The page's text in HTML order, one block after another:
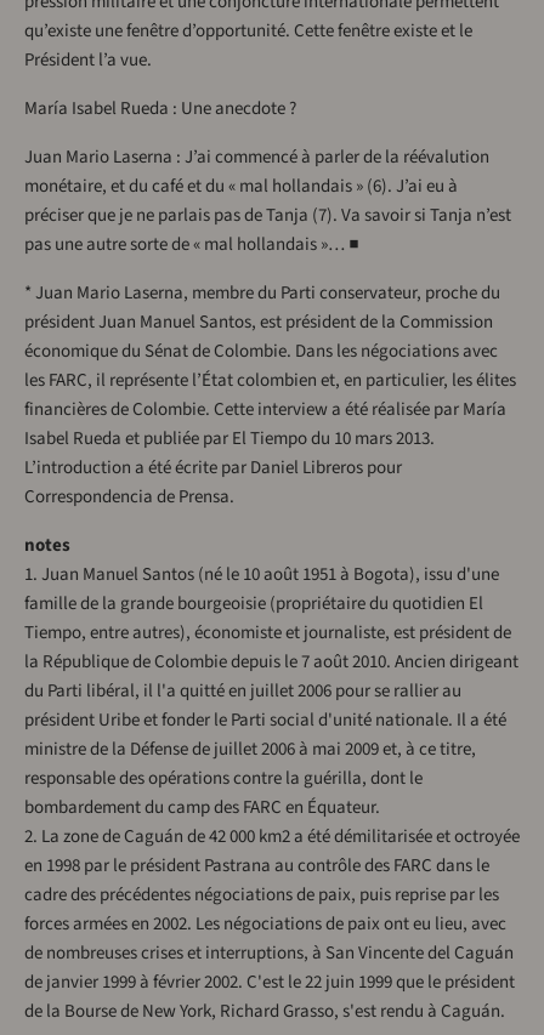
qu’existe une fenêtre d’opportunité. Cette fenêtre existe et le
Président l’a vue.
María Isabel Rueda : Une anecdote ?
Juan Mario Laserna : J’ai commencé à parler de la réévalution
monétaire, et du café et du « mal hollandais » (6). J’ai eu à
préciser que je ne parlais pas de Tanja (7). Va savoir si Tanja n’est
pas une autre sorte de « mal hollandais »… ■
* Juan Mario Laserna, membre du Parti conservateur, proche du
président Juan Manuel Santos, est président de la Commission
économique du Sénat de Colombie. Dans les négociations avec
les FARC, il représente l’État colombien et, en particulier, les élites
financières de Colombie. Cette interview a été réalisée par María
Isabel Rueda et publiée par El Tiempo du 10 mars 2013.
L’introduction a été écrite par Daniel Libreros pour
Correspondencia de Prensa.
notes
1. Juan Manuel Santos (né le 10 août 1951 à Bogota), issu d'une
famille de la grande bourgeoisie (propriétaire du quotidien El
Tiempo, entre autres), économiste et journaliste, est président de
la République de Colombie depuis le 7 août 2010. Ancien dirigeant
du Parti libéral, il l'a quitté en juillet 2006 pour se rallier au
président Uribe et fonder le Parti social d'unité nationale. Il a été
ministre de la Défense de juillet 2006 à mai 2009 et, à ce titre,
responsable des opérations contre la guérilla, dont le
bombardement du camp des FARC en Équateur.
2. La zone de Caguán de 42 000 km2 a été démilitarisée et octroyée
en 1998 par le président Pastrana au contrôle des FARC dans le
cadre des précédentes négociations de paix, puis reprise par les
forces armées en 2002. Les négociations de paix ont eu lieu, avec
de nombreuses crises et interruptions, à San Vincente del Caguán
de janvier 1999 à février 2002. C'est le 22 juin 1999 que le président
de la Bourse de New York, Richard Grasso, s'est rendu à Caguán.